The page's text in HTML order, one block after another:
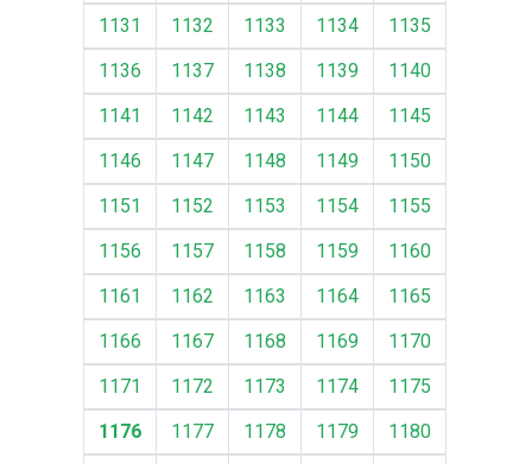
1131
1132 1133 1134
1135
1136
1137 1138 1139
1140
1141
1142 1143 1144
1145
1146
1147 1148 1149
1150
1151
1152 1153 1154
1155
1156
1157 1158 1159
1160
1161
1162 1163 1164
1165
1166
1167 1168 1169
1170
1171
1172 1173 1174
1175
1176
1177 1178 1179
1180